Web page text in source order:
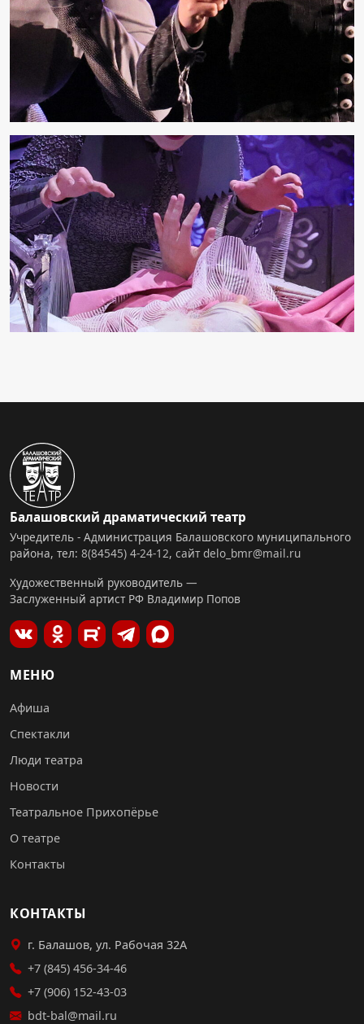
Балашовский драматический театр
Учредитель - Администрация Балашовского муниципального
района, тел: 8(84545) 4-24-12, сайт delo_bmr@mail.ru
Художественный руководитель —
Заслуженный артист РФ Владимир Попов
МЕНЮ
Афиша
Спектакли
Люди театра
Новости
Театральное Прихопёрье
О театре
Контакты
КОНТАКТЫ
г. Балашов, ул. Рабочая 32А
+7 (845) 456-34-46
+7 (906) 152-43-03
bdt-bal@mail.ru